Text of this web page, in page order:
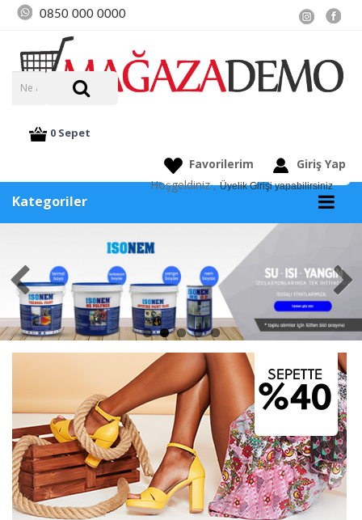
0850 000 0000
Favorilerim
Giriş Yap
Hoşgeldiniz ,Üyelik Girişi yapabilirsiniz
0 Sepet
Kategoriler